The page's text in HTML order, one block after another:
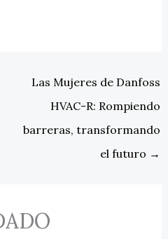
Las Mujeres de Danfoss
HVAC-R: Rompiendo
barreras, transformando
el futuro →